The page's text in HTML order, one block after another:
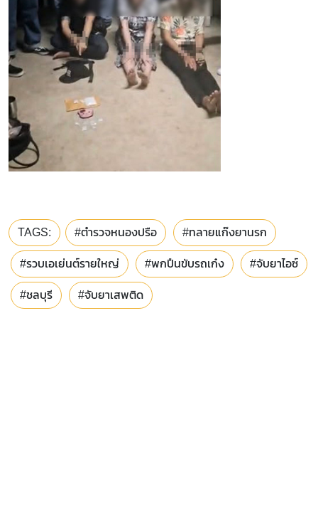
TAGS: #ตำรวจหนองปรือ #ทลายแก๊งยานรก
#รวบเอเย่นต์รายใหญ่ #พกปืนขับรถเก๋ง #จับยาไอซ์
#ชลบุรี #จับยาเสพติด